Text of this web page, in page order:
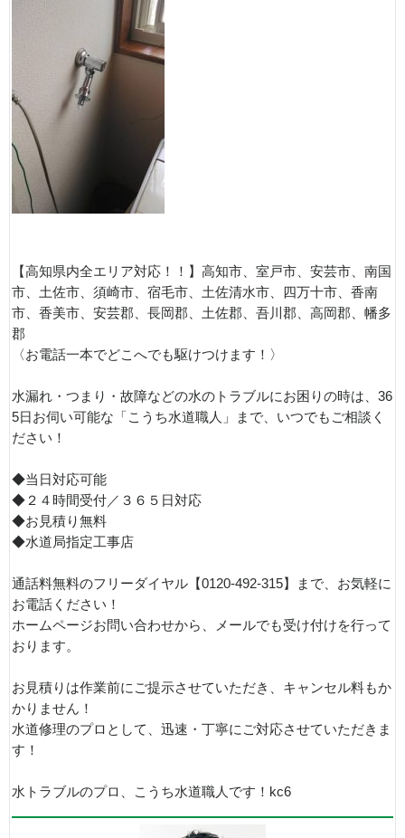
【高知県内全エリア対応！！】高知市、室戸市、安芸市、南国
市、土佐市、須崎市、宿毛市、土佐清水市、四万十市、香南
市、香美市、安芸郡、長岡郡、土佐郡、吾川郡、高岡郡、幡多
郡
〈お電話一本でどこへでも駆けつけます！〉
水漏れ・つまり・故障などの水のトラブルにお困りの時は、36
5日お伺い可能な「こうち水道職人」まで、いつでもご相談く
ださい！
◆当日対応可能
◆２４時間受付／３６５日対応
◆お見積り無料
◆水道局指定工事店
通話料無料のフリーダイヤル【0120-492-315】まで、お気軽に
お電話ください！
ホームページお問い合わせから、メールでも受け付けを行って
おります。
お見積りは作業前にご提示させていただき、キャンセル料もか
かりません！
水道修理のプロとして、迅速・丁寧にご対応させていただきま
す！
水トラブルのプロ、こうち水道職人です！kc6